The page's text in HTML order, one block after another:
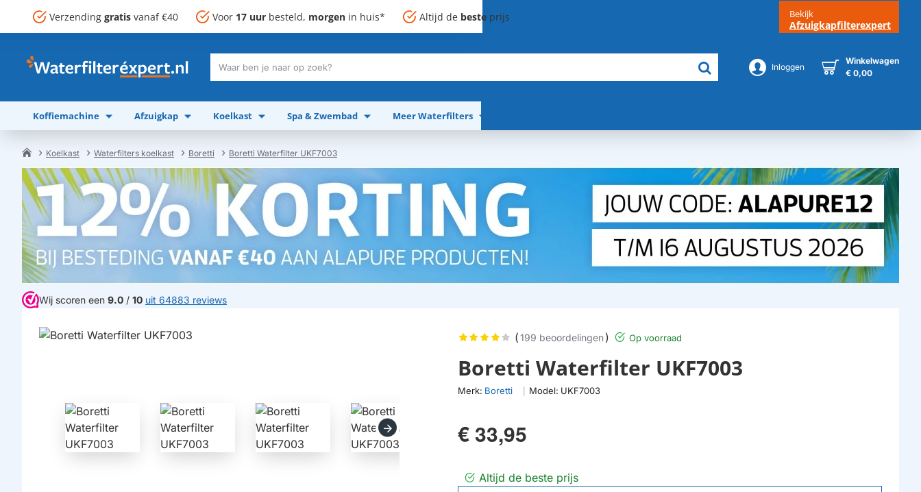
Verzending gratis vanaf €40 Voor 17 uur besteld, morgen in huis* Altijd de beste prijs Bekijk
Afzuigkapfilterexpert
Waar
je
naar
op
Inloggen
Winkelwagen
€ 0,00
Koffiemachine Afzuigkap Koelkast Spa & Zwembad Meer Waterfilters
Koelkast Waterfilters koelkast Boretti Boretti Waterfilter UKF7003
Wij scoren een 9.0 / 10 uit 64883 reviews
Boretti Waterfilter UKF7003
Merk: Boretti Model: UKF7003
(199 beoordelingen) Op voorraad
€ 33,95
Altijd de beste prijs